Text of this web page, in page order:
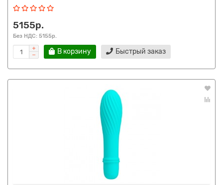
5155р.
Без НДС: 5155р.
В корзину Быстрый заказ